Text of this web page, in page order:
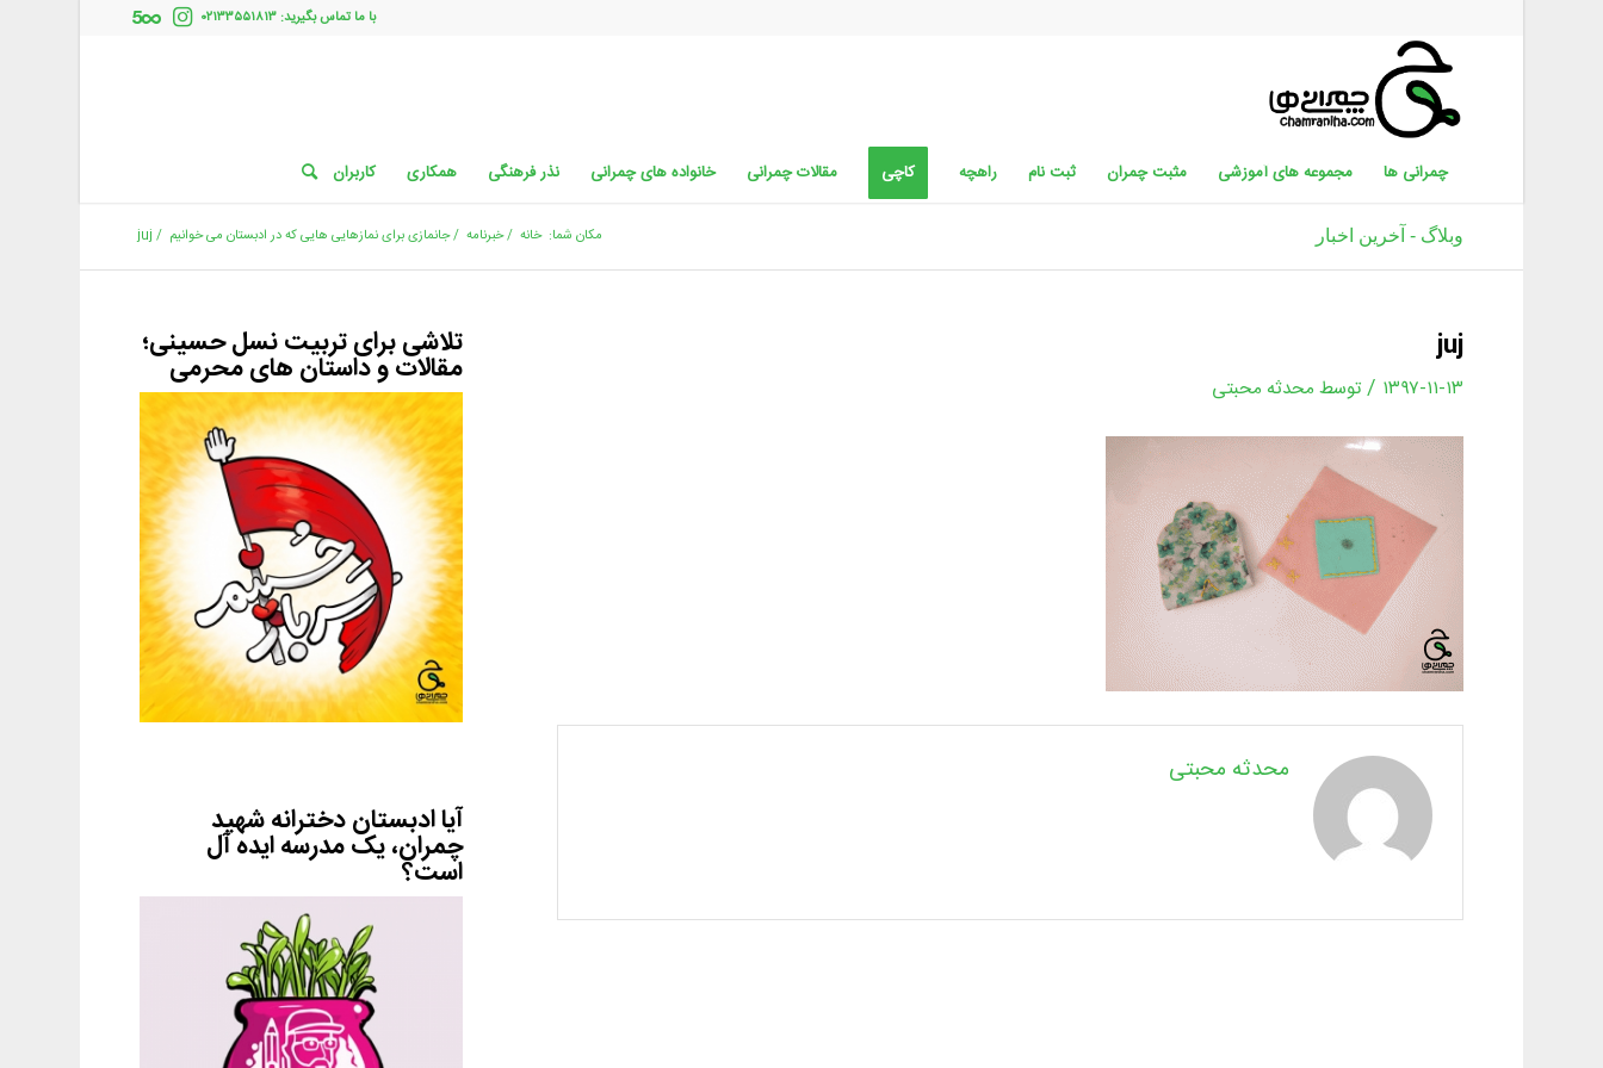
با ما تماس بگیرید: ۰۲۱۳۳۵۵۱۸۱۳
چمرانی ها مجموعه های آموزشی مثبت چمران ثبت نام راهچه کاچی مقالات چمرانی خانواده های چمرانی نذر فرهنگی همکاری کاربران
وبلاگ - آخرین اخبار مکان شما: خانه /خبرنامه /جانمازی برای نمازهایی هایی که در ادبستان می خوانیم /
juj
juj
۱۳۹۷-۱۱-۱۳ / توسط محدثه محبتی
محدثه محبتی
تلاشی برای تربیت نسل حسینی؛
مقالات و داستان های محرمی
آیا ادبستان دخترانه شهید
چمران، یک مدرسه ایده آل
است؟